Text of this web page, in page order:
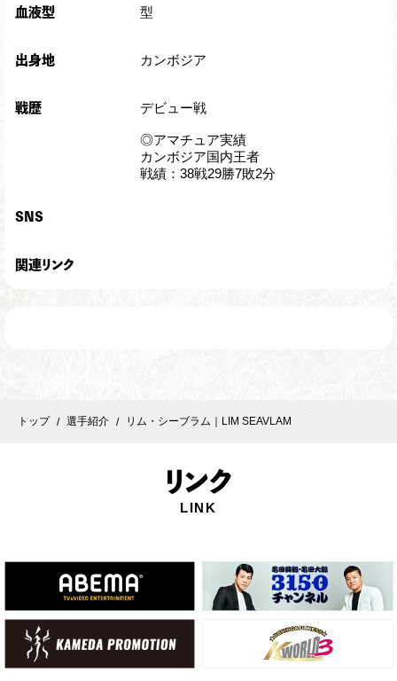
血液型 型
出身地 カンボジア
戦歴 デビュー戦
◎アマチュア実績
カンボジア国内王者
戦績：38戦29勝7敗2分
SNS
関連リンク
トップ / 選手紹介 / リム・シーブラム｜LIM SEAVLAM
リンク
LINK